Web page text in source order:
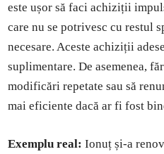
este ușor să faci achiziții
care nu se potrivesc cu restul
necesare. Aceste achiziții
suplimentare. De asemenea,
modificări repetate sau să
mai eficiente dacă ar fi fost
Exemplu real: Ionuț și-a